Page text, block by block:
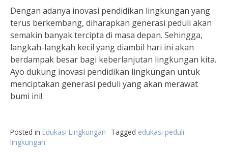
Dengan adanya inovasi pendidikan lingkungan yang
terus berkembang, diharapkan generasi peduli akan
semakin banyak tercipta di masa depan. Sehingga,
langkah-langkah kecil yang diambil hari ini akan
berdampak besar bagi keberlanjutan lingkungan kita.
Ayo dukung inovasi pendidikan lingkungan untuk
menciptakan generasi peduli yang akan merawat
bumi ini!
Posted in Edukasi Lingkungan Tagged edukasi peduli
lingkungan